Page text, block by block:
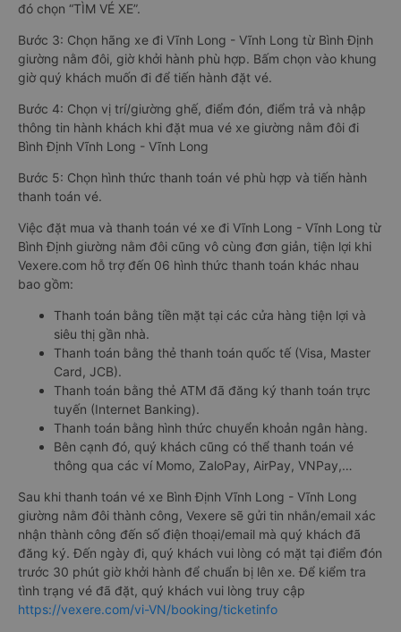
đó chọn “TÌM VÉ XE”.
Bước 3: Chọn hãng xe đi Vĩnh Long - Vĩnh Long từ Bình Định
giường nằm đôi, giờ khởi hành phù hợp. Bấm chọn vào khung
giờ quý khách muốn đi để tiến hành đặt vé.
Bước 4: Chọn vị trí/giường ghế, điểm đón, điểm trả và nhập
thông tin hành khách khi đặt mua vé xe giường nằm đôi đi
Bình Định Vĩnh Long - Vĩnh Long
Bước 5: Chọn hình thức thanh toán vé phù hợp và tiến hành
thanh toán vé.
Việc đặt mua và thanh toán vé xe đi Vĩnh Long - Vĩnh Long từ
Bình Định giường nằm đôi cũng vô cùng đơn giản, tiện lợi khi
Vexere.com hỗ trợ đến 06 hình thức thanh toán khác nhau
bao gồm:
Thanh toán bằng tiền mặt tại các cửa hàng tiện lợi và
siêu thị gần nhà.
Thanh toán bằng thẻ thanh toán quốc tế (Visa, Master
Card, JCB).
Thanh toán bằng thẻ ATM đã đăng ký thanh toán trực
tuyến (Internet Banking).
Thanh toán bằng hình thức chuyển khoản ngân hàng.
Bên cạnh đó, quý khách cũng có thể thanh toán vé
thông qua các ví Momo, ZaloPay, AirPay, VNPay,…
Sau khi thanh toán vé xe Bình Định Vĩnh Long - Vĩnh Long
giường nằm đôi thành công, Vexere sẽ gửi tin nhắn/email xác
nhận thành công đến số điện thoại/email mà quý khách đã
đăng ký. Đến ngày đi, quý khách vui lòng có mặt tại điểm đón
trước 30 phút giờ khởi hành để chuẩn bị lên xe. Để kiểm tra
tình trạng vé đã đặt, quý khách vui lòng truy cập
https://vexere.com/vi-VN/booking/ticketinfo